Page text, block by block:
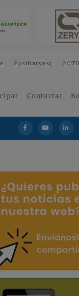
Postharvest
Contactar